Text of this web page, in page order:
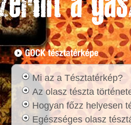
Mi az a Tésztatérkép?
Az olasz tészta
Hogyan főzz helyesen
Egészséges olasz